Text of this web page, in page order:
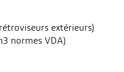
extérieurs)
normes VDA)